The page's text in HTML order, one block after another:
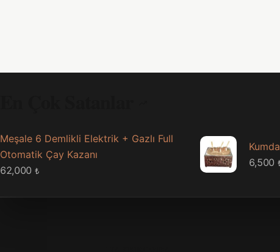
Meşale 6 Demlikli Elektrik + Gazlı Full
Otomatik Çay Kazanı
62,000 ₺
6,500